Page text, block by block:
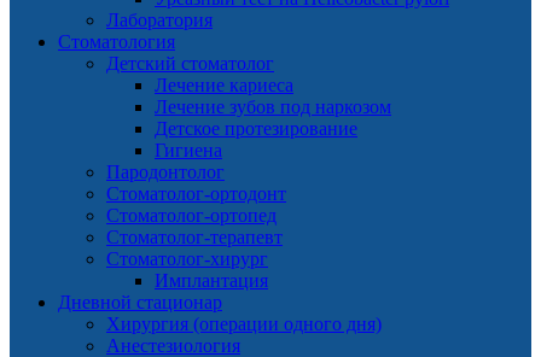
Лаборатория
Стоматология
Детский стоматолог
Лечение кариеса
Лечение зубов под наркозом
Детское протезирование
Гигиена
Пародонтолог
Стоматолог-ортодонт
Стоматолог-ортопед
Стоматолог-терапевт
Стоматолог-хирург
Имплантация
Дневной стационар
Хирургия (операции одного дня)
Анестезиология